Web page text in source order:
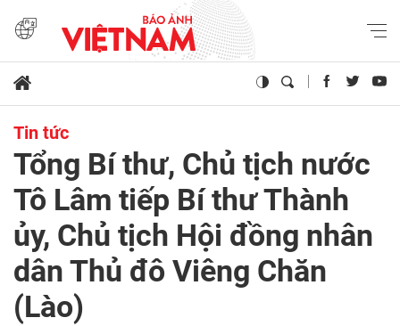
Tin tức
Tổng Bí thư, Chủ tịch nước
Tô Lâm tiếp Bí thư Thành
ủy, Chủ tịch Hội đồng nhân
dân Thủ đô Viêng Chăn
(Lào)